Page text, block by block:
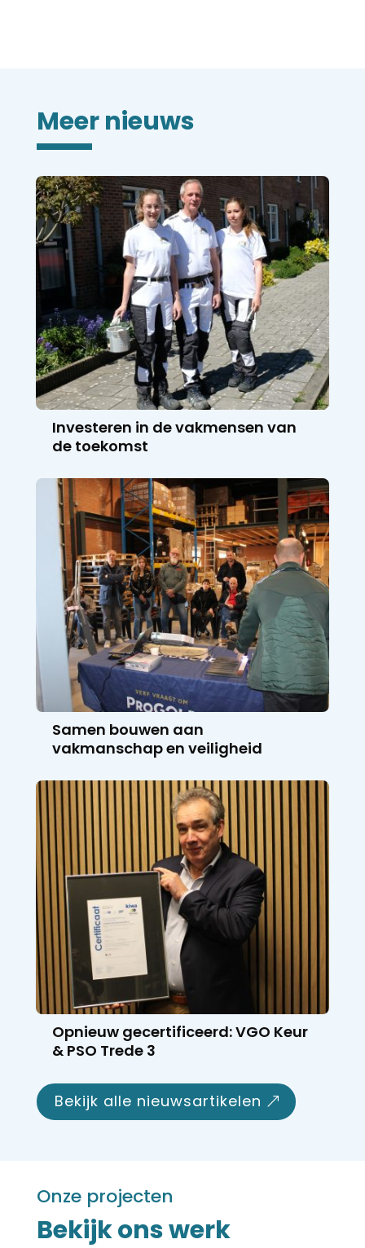
Meer nieuws
Investeren in de vakmensen van
de toekomst
Samen bouwen aan
vakmanschap en veiligheid
Opnieuw gecertificeerd: VGO Keur
& PSO Trede 3
bekijk alle nieuwsartikelen
Onze projecten
Bekijk ons werk